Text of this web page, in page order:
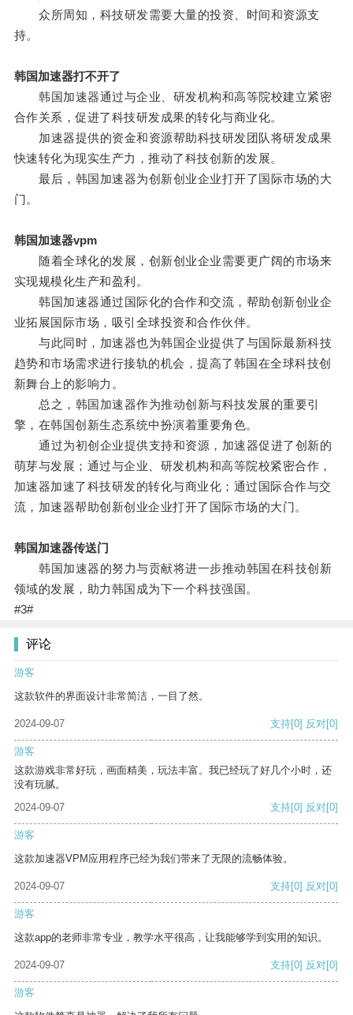
众所周知，科技研发需要大量的投资、时间和资源支
持。
韩国加速器打不开了
韩国加速器通过与企业、研发机构和高等院校建立紧密
合作关系，促进了科技研发成果的转化与商业化。
加速器提供的资金和资源帮助科技研发团队将研发成果
快速转化为现实生产力，推动了科技创新的发展。
最后，韩国加速器为创新创业企业打开了国际市场的大
门。
韩国加速器vpm
随着全球化的发展，创新创业企业需要更广阔的市场来
实现规模化生产和盈利。
韩国加速器通过国际化的合作和交流，帮助创新创业企
业拓展国际市场，吸引全球投资和合作伙伴。
与此同时，加速器也为韩国企业提供了与国际最新科技
趋势和市场需求进行接轨的机会，提高了韩国在全球科技创
新舞台上的影响力。
总之，韩国加速器作为推动创新与科技发展的重要引
擎，在韩国创新生态系统中扮演着重要角色。
通过为初创企业提供支持和资源，加速器促进了创新的
萌芽与发展；通过与企业、研发机构和高等院校紧密合作，
加速器加速了科技研发的转化与商业化；通过国际合作与交
流，加速器帮助创新创业企业打开了国际市场的大门。
韩国加速器传送门
韩国加速器的努力与贡献将进一步推动韩国在科技创新
领域的发展，助力韩国成为下一个科技强国。
#3#
评论
游客
这款软件的界面设计非常简洁，一目了然。
2024-09-07 支持[0] 反对[0]
游客
这款游戏非常好玩，画面精美，玩法丰富。我已经玩了好几个小时，还
没有玩腻。
2024-09-07
支持[0] 反对[0]
游客
这款加速器VPM应用程序已经为我们带来了无限的流畅体验。
2024-09-07 支持[0] 反对[0]
游客
这款app的老师非常专业，教学水平很高，让我能够学到实用的知识。
2024-09-07 支持[0] 反对[0]
游客